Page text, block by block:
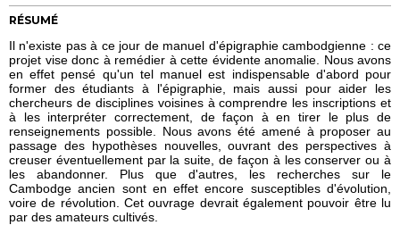
RÉSUMÉ
Il n'existe pas à ce jour de manuel d'épigraphie cambodgienne : ce
projet vise donc à remédier à cette évidente anomalie. Nous avons
en effet pensé qu'un tel manuel est indispensable d'abord pour
former des étudiants à l'épigraphie, mais aussi pour aider les
chercheurs de disciplines voisines à comprendre les inscriptions et
à les interpréter correctement, de façon à en tirer le plus de
renseignements possible. Nous avons été amené à proposer au
passage des hypothèses nouvelles, ouvrant des perspectives à
creuser éventuellement par la suite, de façon à les conserver ou à
les abandonner. Plus que d'autres, les recherches sur le
Cambodge ancien sont en effet encore susceptibles d'évolution,
voire de révolution. Cet ouvrage devrait également pouvoir être lu
par des amateurs cultivés.